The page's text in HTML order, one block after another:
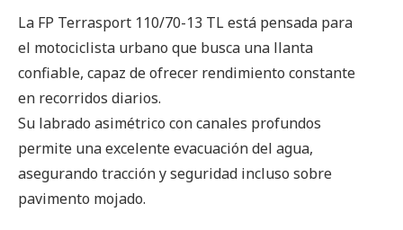
La FP Terrasport 110/70-13 TL está pensada para
el motociclista urbano que busca una llanta
confiable, capaz de ofrecer rendimiento constante
en recorridos diarios.
Su labrado asimétrico con canales profundos
permite una excelente evacuación del agua,
asegurando tracción y seguridad incluso sobre
pavimento mojado.